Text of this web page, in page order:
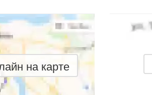
на карте